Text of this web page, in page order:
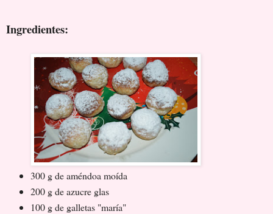
Ingredientes:
300 g de améndoa moída
200 g de azucre glas
100 g de galletas "maría"